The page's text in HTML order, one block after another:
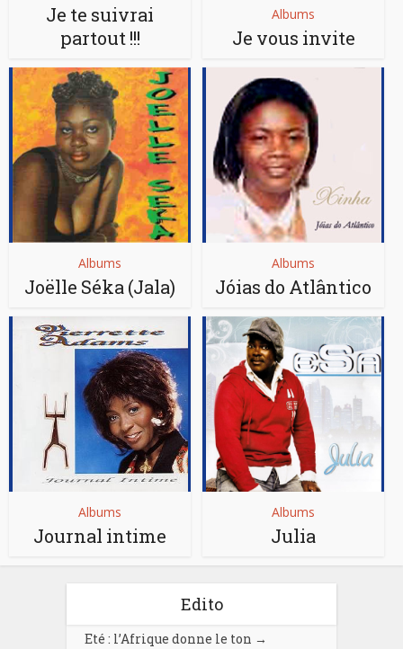
Je te suivrai
partout !!!
Albums
Je vous invite
Albums
Joëlle Séka (Jala)
Albums
Jóias do Atlântico
Albums
Journal intime
Albums
Julia
Edito
Eté : l’Afrique donne le ton →